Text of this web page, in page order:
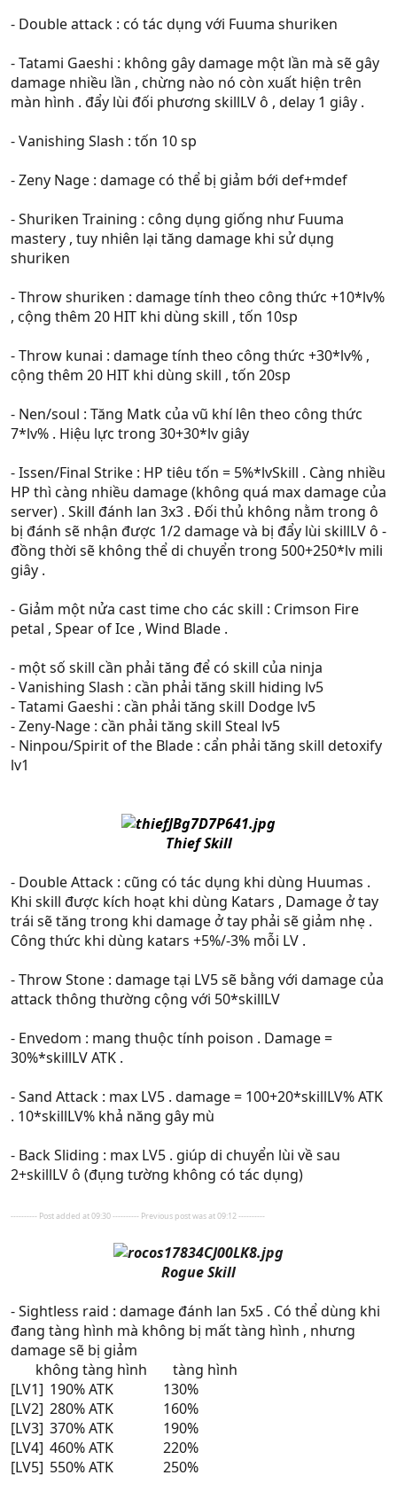
- Double attack : có tác dụng với Fuuma shuriken
- Tatami Gaeshi : không gây damage một lần mà sẽ gây
damage nhiều lần , chừng nào nó còn xuất hiện trên
màn hình . đẩy lùi đối phương skillLV ô , delay 1 giây .
- Vanishing Slash : tốn 10 sp
- Zeny Nage : damage có thể bị giảm bới def+mdef
- Shuriken Training : công dụng giống như Fuuma
mastery , tuy nhiên lại tăng damage khi sử dụng
shuriken
- Throw shuriken : damage tính theo công thức +10*lv%
, cộng thêm 20 HIT khi dùng skill , tốn 10sp
- Throw kunai : damage tính theo công thức +30*lv% ,
cộng thêm 20 HIT khi dùng skill , tốn 20sp
- Nen/soul : Tăng Matk của vũ khí lên theo công thức
7*lv% . Hiệu lực trong 30+30*lv giây
- Issen/Final Strike : HP tiêu tốn = 5%*lvSkill . Càng nhiều
HP thì càng nhiều damage (không quá max damage của
server) . Skill đánh lan 3x3 . Đối thủ không nằm trong ô
bị đánh sẽ nhận được 1/2 damage và bị đẩy lùi skillLV ô -
đồng thời sẽ không thể di chuyển trong 500+250*lv mili
giây .
- Giảm một nửa cast time cho các skill : Crimson Fire
petal , Spear of Ice , Wind Blade .
- một số skill cần phải tăng để có skill của ninja
- Vanishing Slash : cần phải tăng skill hiding lv5
- Tatami Gaeshi : cần phải tăng skill Dodge lv5
- Zeny-Nage : cần phải tăng skill Steal lv5
- Ninpou/Spirit of the Blade : cẩn phải tăng skill detoxify
lv1
Thief Skill​
- Double Attack : cũng có tác dụng khi dùng Huumas .
Khi skill được kích hoạt khi dùng Katars , Damage ở tay
trái sẽ tăng trong khi damage ở tay phải sẽ giảm nhẹ .
Công thức khi dùng katars +5%/-3% mỗi LV .
- Throw Stone : damage tại LV5 sẽ bằng với damage của
attack thông thường cộng với 50*skillLV
- Envedom : mang thuộc tính poison . Damage =
30%*skillLV ATK .
- Sand Attack : max LV5 . damage = 100+20*skillLV% ATK
. 10*skillLV% khả năng gây mù
- Back Sliding : max LV5 . giúp di chuyển lùi về sau
2+skillLV ô (đụng tường không có tác dụng)
---------- Post added at 09:30 ---------- Previous post was at 09:12 ----------
Rogue Skill​
- Sightless raid : damage đánh lan 5x5 . Có thể dùng khi
đang tàng hình mà không bị mất tàng hình , nhưng
damage sẽ bị giảm
không tàng hình
tàng hình
[LV1] 190% ATK
130%
[LV2] 280% ATK
160%
[LV3] 370% ATK
190%
[LV4] 460% ATK
220%
[LV5] 550% ATK
250%